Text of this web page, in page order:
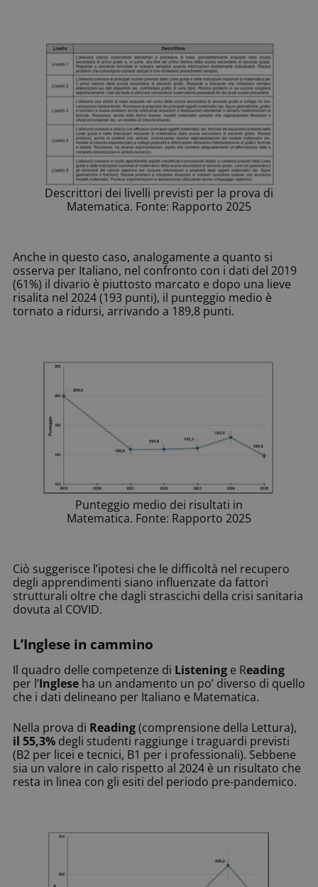
Descrittori dei livelli previsti per la prova di
Matematica. Fonte: Rapporto 2025
Anche in questo caso, analogamente a quanto si
osserva per Italiano, nel confronto con i dati del 2019
(61%) il divario è piuttosto marcato e dopo una lieve
risalita nel 2024 (193 punti), il punteggio medio è
tornato a ridursi, arrivando a 189,8 punti.
Punteggio medio dei risultati in
Matematica. Fonte: Rapporto 2025
Ciò suggerisce l’ipotesi che le difficoltà nel recupero
degli apprendimenti siano influenzate da fattori
strutturali oltre che dagli strascichi della crisi sanitaria
dovuta al COVID.
L’Inglese in cammino
Il quadro delle competenze di Listening e Reading
per l’Inglese ha un andamento un po’ diverso di quello
che i dati delineano per Italiano e Matematica.
Nella prova di Reading(comprensione della Lettura),
il 55,3% degli studenti raggiunge i traguardi previsti
(B2 per licei e tecnici, B1 per i professionali). Sebbene
sia un valore in calo rispetto al 2024 è un risultato che
resta in linea con gli esiti del periodo pre-pandemico.